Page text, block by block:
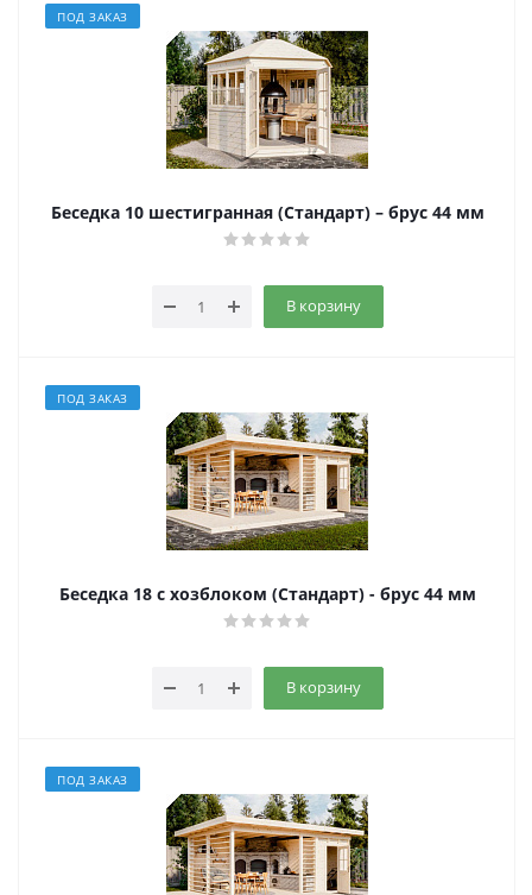
ПОД ЗАКАЗ
Беседка 10 шестигранная (Стандарт) – брус 44 мм
В корзину
ПОД ЗАКАЗ
Беседка 18 с хозблоком (Стандарт) - брус 44 мм
В корзину
ПОД ЗАКАЗ